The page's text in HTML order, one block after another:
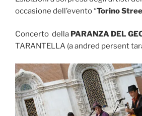
occasione dell’evento “Torino
Concerto della PARANZA DEL
TARANTELLA (a andred persent